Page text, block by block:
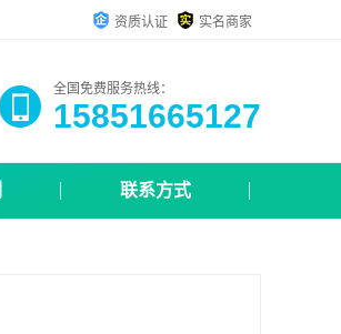
资质认证 实名商家
全国免费服务热线：
15851665127
联系方式